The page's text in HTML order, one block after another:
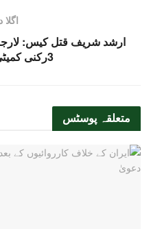
ارشد شریف قتل کیس:
3رکنی کمیٹی کو بھجوا دیا
متعلقہ پوسٹس